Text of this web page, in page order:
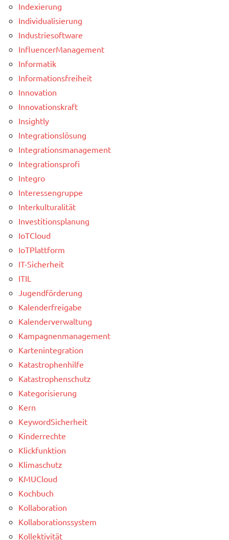
Indexierung
Individualisierung
Industriesoftware
InfluencerManagement
Informatik
Informationsfreiheit
Innovation
Innovationskraft
Insightly
Integrationslösung
Integrationsmanagement
Integrationsprofi
Integro
Interessengruppe
Interkulturalität
Investitionsplanung
IoTCloud
IoTPlattform
IT-Sicherheit
ITIL
Jugendförderung
Kalenderfreigabe
Kalenderverwaltung
Kampagnenmanagement
Kartenintegration
Katastrophenhilfe
Katastrophenschutz
Kategorisierung
Kern
KeywordSicherheit
Kinderrechte
Klickfunktion
Klimaschutz
KMUCloud
Kochbuch
Kollaboration
Kollaborationssystem
Kollektivität